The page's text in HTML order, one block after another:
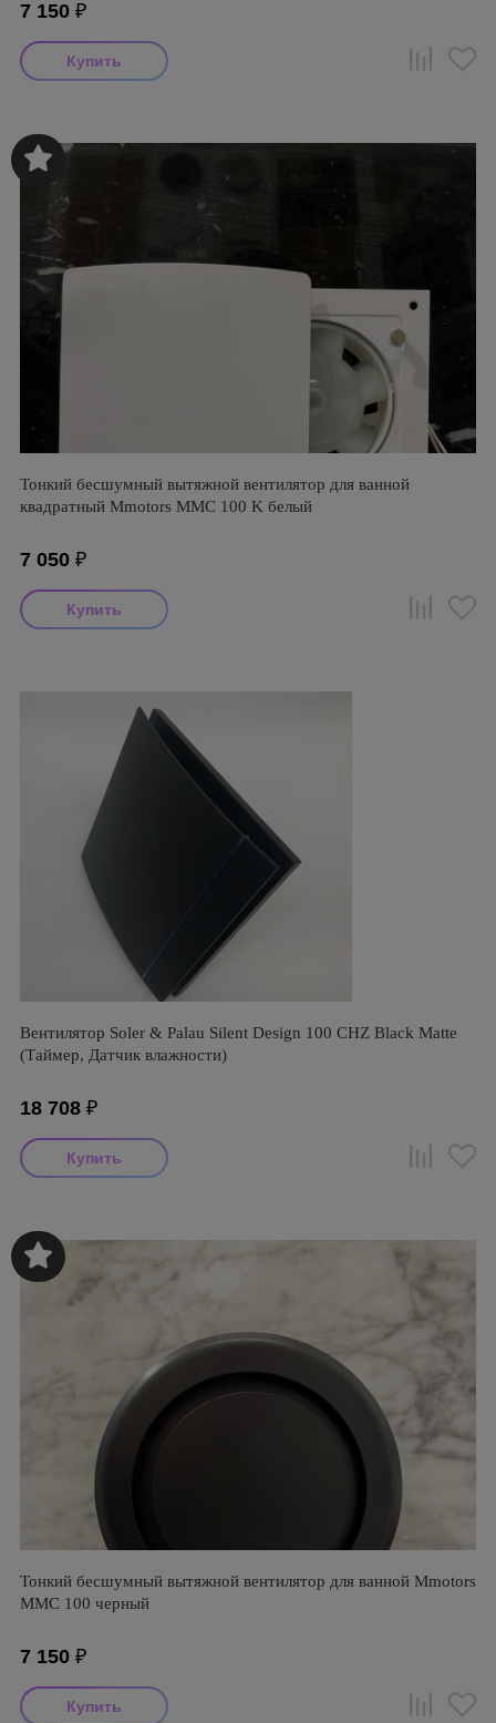
7 150 ₽
Тонкий бесшумный вытяжной вентилятор для ванной
квадратный Mmotors ММC 100 K белый
7 050 ₽
Вентилятор Soler & Palau Silent Design 100 CHZ Black Matte
(Таймер, Датчик влажности)
18 708 ₽
Тонкий бесшумный вытяжной вентилятор для ванной Mmotors
ММC 100 черный
7 150 ₽